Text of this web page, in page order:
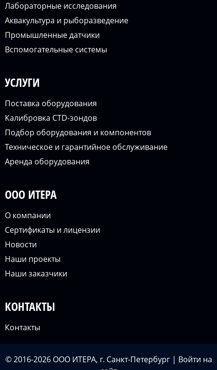
Лабораторные исследования
Аквакультура и рыборазведение
Промышленные датчики
Вспомогательные системы
УСЛУГИ
Поставка оборудования
Калибровка CTD-зондов
Подбор оборудования и компонентов
Техническое и гарантийное обслуживание
Аренда оборудования
ООО ИТЕРА
О компании
Сертификаты и лицензии
Новости
Наши проекты
Наши заказчики
КОНТАКТЫ
Контакты
© 2016-2026 ООО ИТЕРА, г. Санкт-Петербург | Войти на